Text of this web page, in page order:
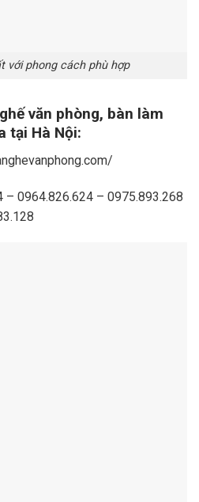
với phong cách phù hợp
văn phòng, bàn làm
tại Hà Nội:
0964.826.624 – 0975.893.268